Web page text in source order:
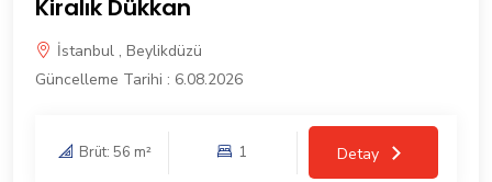
Kiralık Dükkan
İstanbul , Beylikdüzü
Güncelleme Tarihi : 6.08.2026
Brüt: 56 m² 1 Detay